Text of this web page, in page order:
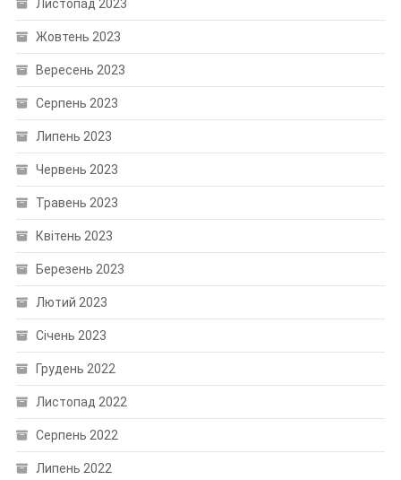
Листопад 2023
Жовтень 2023
Вересень 2023
Серпень 2023
Липень 2023
Червень 2023
Травень 2023
Квітень 2023
Березень 2023
Лютий 2023
Січень 2023
Грудень 2022
Листопад 2022
Серпень 2022
Липень 2022